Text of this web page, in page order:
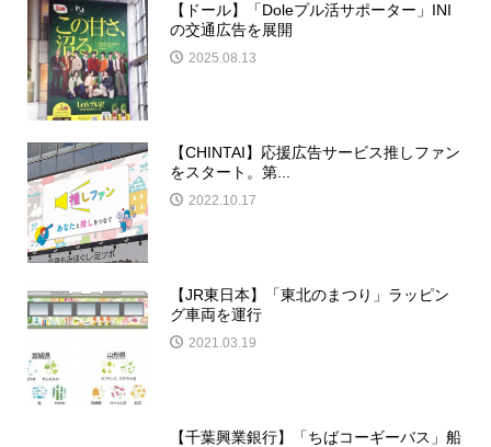
【ドール】「Doleプル活サポーター」INI
の交通広告を展開
2025.08.13
【CHINTAI】応援広告サービス推しファン
をスタート。第...
2022.10.17
【JR東日本】「東北のまつり」ラッピン
グ車両を運行
2021.03.19
【千葉興業銀行】「ちばコーギーバス」船